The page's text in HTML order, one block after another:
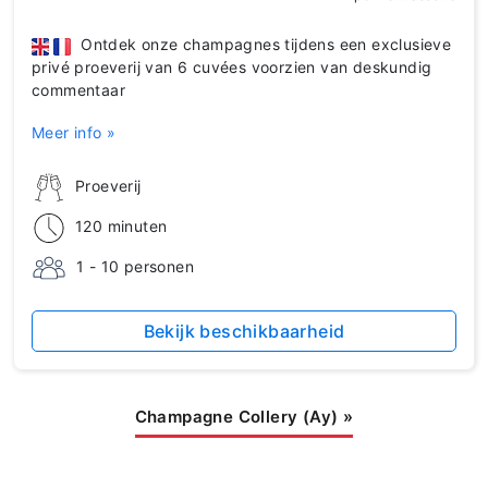
Proeverij
120 minuten
1 - 10 personen
Ontdek onze champagnes tijdens een exclusieve
privé proeverij van 6 cuvées voorzien van deskundig
commentaar
Meer info »
Bekijk beschikbaarheid
Champagne Collery (Ay) »